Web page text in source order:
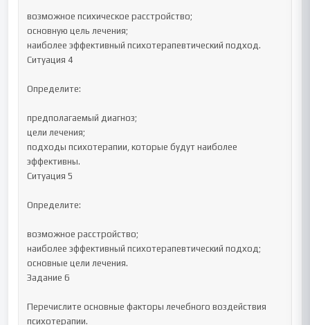
возможное психическое расстройство;
основную цель лечения;
наиболее эффективный психотерапевтический подход.
Ситуация 4
Определите:
предполагаемый диагноз;
цели лечения;
подходы психотерапии, которые будут наиболее
эффективны.
Ситуация 5
Определите:
возможное расстройство;
наиболее эффективный психотерапевтический подход;
основные цели лечения.
Задание 6
Перечислите основные факторы лечебного воздействия
психотерапии.